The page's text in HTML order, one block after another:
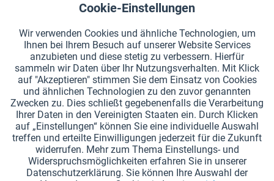
HAEST SHOP SERVICE
ALLGEMEINE INFORMATIONEN
ZAHLUNGSARTEN
*Alle Preise inkl. Mehrwertsteuer zzgl.Versandkosten.
Cookie-Einstellungen Kataloge anfordern
Lasergravuren auf Staffelstäben Newsletter Über uns
Hilfe und Support Kontakt Versand und Zahlung
Aktiv
Tracking Aktiv
Cookie-Einstellungen
Wir verwenden Cookies und ähnliche Technologien, um
Ihnen bei Ihrem Besuch auf unserer Website Services
anzubieten und diese stetig zu verbessern. Hierfür
sammeln wir Daten über Ihr Nutzungsverhalten. Mit Klick
auf "Akzeptieren" stimmen Sie dem Einsatz von Cookies
und ähnlichen Technologien zu den zuvor genannten
Zwecken zu. Dies schließt gegebenenfalls die Verarbeitung
Ihrer Daten in den Vereinigten Staaten ein. Durch Klicken
auf „Einstellungen“ können Sie eine individuelle Auswahl
treffen und erteilte Einwilligungen jederzeit für die Zukunft
widerrufen. Mehr zum Thema Einstellungs- und
Widerspruchsmöglichkeiten erfahren Sie in unserer
Datenschutzerklärung. Sie können Ihre Auswahl der